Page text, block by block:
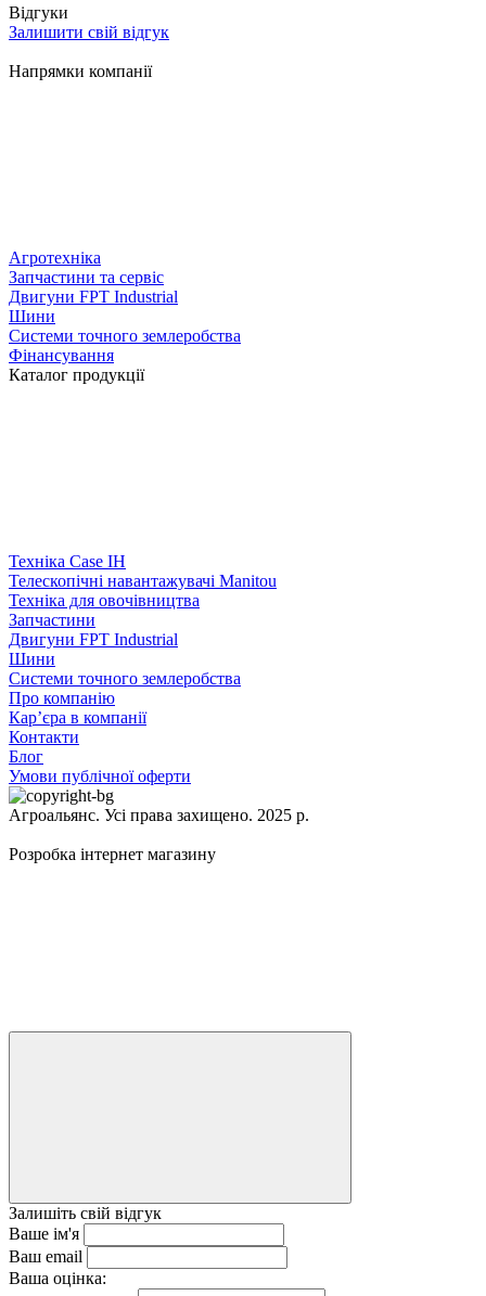
Відгуки
Залишити свій відгук
Напрямки компанії
Агротехніка
Запчастини та сервіс
Двигуни FPT Industrial
Шини
Системи точного землеробства
Фінансування
Каталог продукції
Техніка Case IH
Телескопічні навантажувачі Manitou
Техніка для овочівництва
Запчастини
Двигуни FPT Industrial
Шини
Системи точного землеробства
Про компанію
Кар’єра в компанії
Контакти
Блог
Умови публічної оферти
Агроальянс. Усі права захищено. 2025 р.
Розробка інтернет магазину
Залишіть свій відгук
Ваше ім'я
Ваш email
Ваша оцінка: